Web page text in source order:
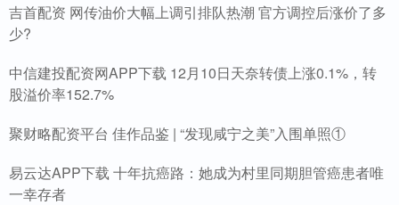
吉首配资 网传油价大幅上调引排队热潮 官方调控后涨价了多
少?
中信建投配资网APP下载 12月10日天奈转债上涨0.1%，转
股溢价率152.7%
聚财略配资平台 佳作品鉴 | “发现咸宁之美”入围单照①
易云达APP下载 十年抗癌路：她成为村里同期胆管癌患者唯
一幸存者